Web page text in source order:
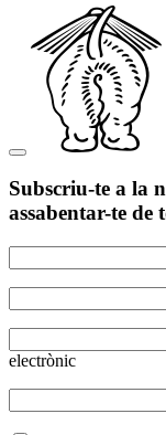
Subscriu-te a la
assabentar-te de
electrònic